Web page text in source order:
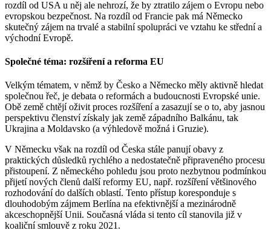
rozdíl od USA u něj ale nehrozí, že by ztratilo zájem o Evropu nebo
evropskou bezpečnost. Na rozdíl od Francie pak má Německo
skutečný zájem na trvalé a stabilní spolupráci ve vztahu ke střední a
východní Evropě.
Společné téma: rozšíření a reforma EU
Velkým tématem, v němž by Česko a Německo měly aktivně hledat
společnou řeč, je debata o reformách a budoucnosti Evropské unie.
Obě země chtějí oživit proces rozšíření a zasazují se o to, aby jasnou
perspektivu členství získaly jak země západního Balkánu, tak
Ukrajina a Moldavsko (a výhledově možná i Gruzie).
V Německu však na rozdíl od Česka stále panují obavy z
praktických důsledků rychlého a nedostatečně připraveného procesu
přistoupení. Z německého pohledu jsou proto nezbytnou podmínkou
přijetí nových členů další reformy EU, např. rozšíření většinového
rozhodování do dalších oblastí. Tento přístup koresponduje s
dlouhodobým zájmem Berlína na efektivnější a mezinárodně
akceschopnější Unii. Současná vláda si tento cíl stanovila již v
koaliční smlouvě z roku 2021.